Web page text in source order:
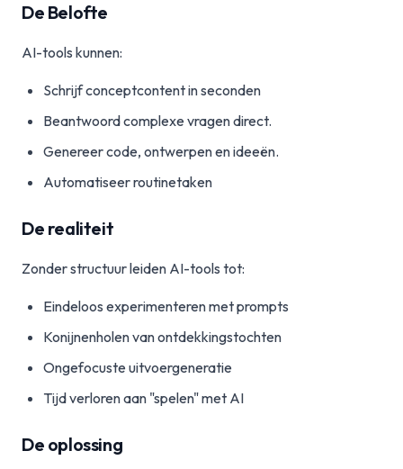
De Belofte
AI-tools kunnen:
Schrijf conceptcontent in seconden
Beantwoord complexe vragen direct.
Genereer code, ontwerpen en ideeën.
Automatiseer routinetaken
De realiteit
Zonder structuur leiden AI-tools tot:
Eindeloos experimenteren met prompts
Konijnenholen van ontdekkingstochten
Ongefocuste uitvoergeneratie
Tijd verloren aan "spelen" met AI
De oplossing